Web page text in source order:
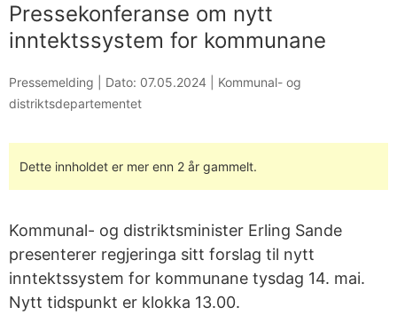
Pressekonferanse om nytt
inntektssystem for kommunane
Pressemelding | Dato: 07.05.2024
Kommunal- og
distriktsdepartementet
Dette innholdet er mer enn 2 år gammelt.
Kommunal- og distriktsminister Erling Sande
presenterer regjeringa sitt forslag til nytt
inntektssystem for kommunane tysdag 14. mai.
Nytt tidspunkt er klokka 13.00.